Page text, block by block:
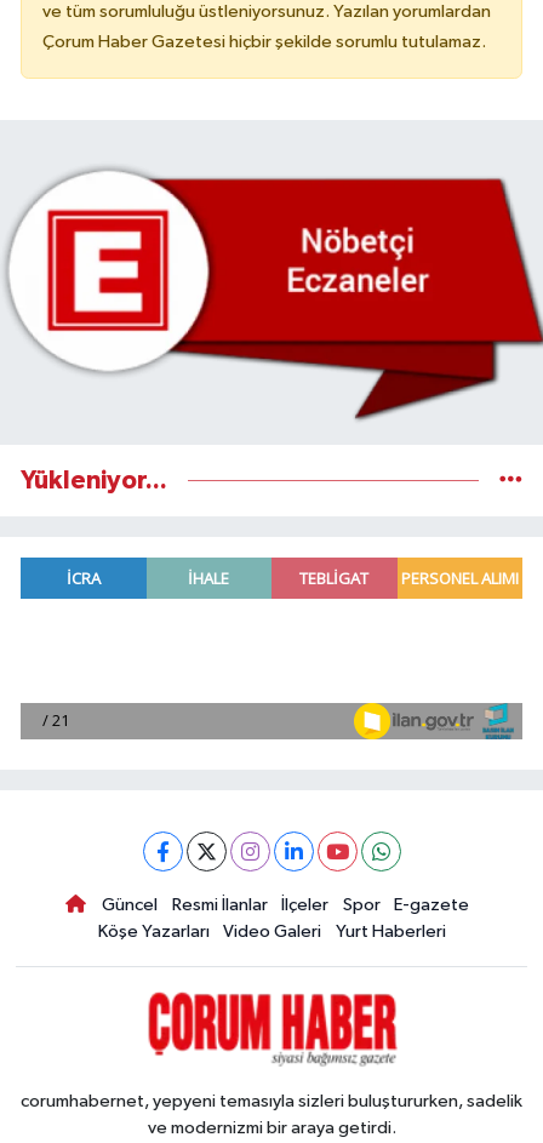
ve tüm sorumluluğu üstleniyorsunuz. Yazılan yorumlardan
Çorum Haber Gazetesi hiçbir şekilde sorumlu tutulamaz.
Yükleniyor...
Güncel Resmi İlanlar İlçeler Spor
E-gazete
Köşe Yazarları
Video Galeri Yurt Haberleri
corumhabernet, yepyeni temasıyla sizleri buluştururken, sadelik
ve modernizmi bir araya getirdi.